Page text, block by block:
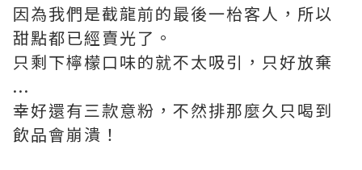
因為我們是截龍前的最後一枱客人，所以
甜點都已經賣光了。
只剩下檸檬口味的就不太吸引，只好放棄
...
幸好還有三款意粉，不然排那麼久只喝到
飲品會崩潰！